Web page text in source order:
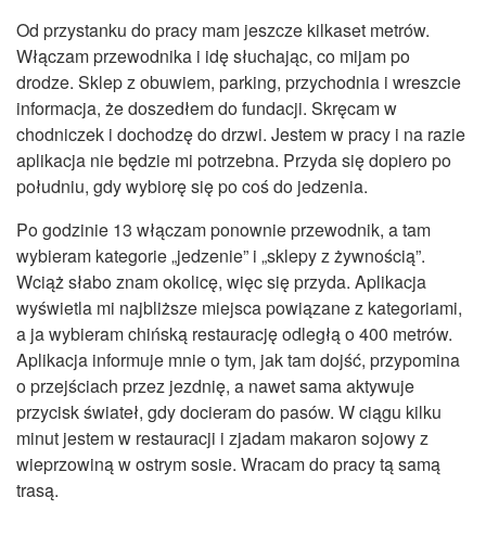
Od przystanku do pracy mam jeszcze kilkaset metrów.
Włączam przewodnika i idę słuchając, co mijam po
drodze. Sklep z obuwiem, parking, przychodnia i wreszcie
informacja, że doszedłem do fundacji. Skręcam w
chodniczek i dochodzę do drzwi. Jestem w pracy i na razie
aplikacja nie będzie mi potrzebna. Przyda się dopiero po
południu, gdy wybiorę się po coś do jedzenia.
Po godzinie 13 włączam ponownie przewodnik, a tam
wybieram kategorie „jedzenie” i „sklepy z żywnością”.
Wciąż słabo znam okolicę, więc się przyda. Aplikacja
wyświetla mi najbliższe miejsca powiązane z kategoriami,
a ja wybieram chińską restaurację odległą o 400 metrów.
Aplikacja informuje mnie o tym, jak tam dojść, przypomina
o przejściach przez jezdnię, a nawet sama aktywuje
przycisk świateł, gdy docieram do pasów. W ciągu kilku
minut jestem w restauracji i zjadam makaron sojowy z
wieprzowiną w ostrym sosie. Wracam do pracy tą samą
trasą.